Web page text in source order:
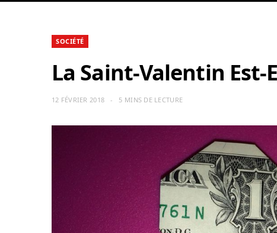
SOCIÉTÉ
La Saint-Valentin Est-
12 FÉVRIER 2018 5 MINS DE LECTURE